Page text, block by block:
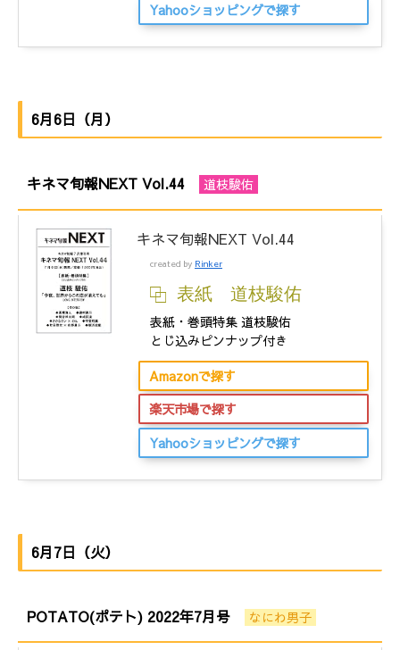
Yahooショッピングで探す
6月6日（月）
キネマ旬報NEXT Vol.44 道枝駿佑
キネマ旬報NEXT Vol.44
created by Rinker
表紙 道枝駿佑
表紙・巻頭特集 道枝駿佑
とじ込みピンナップ付き
Amazonで探す
楽天市場で探す
Yahooショッピングで探す
6月7日（火）
POTATO(ポテト) 2022年7月号 なにわ男子